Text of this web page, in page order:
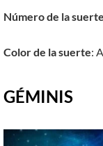
Número de la suerte
Color de la suerte:
GÉMINIS